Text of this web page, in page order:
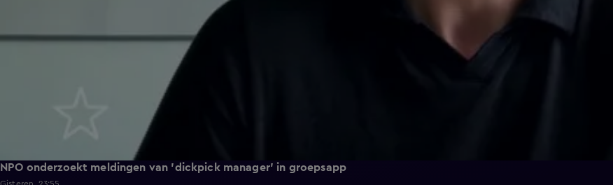
NPO onderzoekt meldingen van 'dickpick manager' in groepsapp